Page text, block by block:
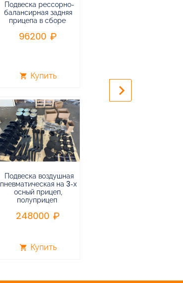
Подвеска рессорно-
балансирная задняя
прицепа в сборе
96200
shopping_cart Купить
Подвеска воздушная
пневматическая на 3-х
осный прицеп,
полуприцеп
248000
shopping_cart Купить
keyboard_arrow_right